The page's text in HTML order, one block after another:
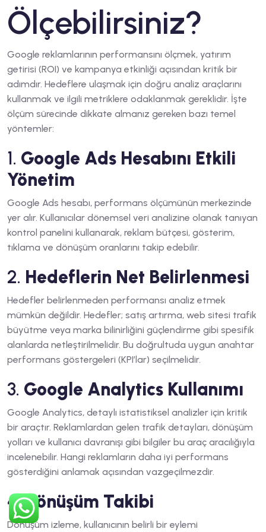
Ölçebilirsiniz?
Google reklamlarının performansını ölçmek, yatırım
getirisi (ROI) ve kampanya etkinliği açısından kritik bir
adımdır. Hedeflere ulaşmak için doğru analiz araçlarını
kullanmak ve ilgili metriklere odaklanmak gereklidir. İşte
ölçüm sürecinde dikkate almanız gereken bazı temel
yöntemler:
1. Google Ads Hesabını Etkili
Yönetim
Google Ads hesabı, performans ölçümünün merkezinde
yer alır. Kullanıcılar dönemsel veri analizine olanak tanıyan
kontrol panelini kullanarak, reklam bütçesi, gösterim,
tıklama ve dönüşüm oranlarını takip edebilir.
2. Hedeflerin Net Belirlenmesi
Hedefler belirlenmeden performansı analiz etmek
mümkün değildir. Hedefler; satış artırma, web sitesi trafik
büyütme veya marka bilinirliğini güçlendirme gibi spesifik
alanlarda netleştirilmelidir. Bu doğrultuda uygun anahtar
performans göstergeleri (KPI’lar) seçilmelidir.
3. Google Analytics Kullanımı
Google Analytics, detaylı istatistiksel analizler için kritik
bir araçtır. Reklamlardan gelen trafik detayları, dönüşüm
yolları ve kullanıcı davranışı gibi bilgiler bu araç aracılığıyla
incelenebilir. Hangi reklamların daha iyi performans
gösterdiğini anlamak açısından vazgeçilmezdir.
4.Dönüşüm Takibi
Dönüşüm izleme, kullanıcının belirli bir eylemi